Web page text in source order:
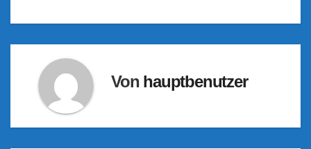
Von hauptbenutzer